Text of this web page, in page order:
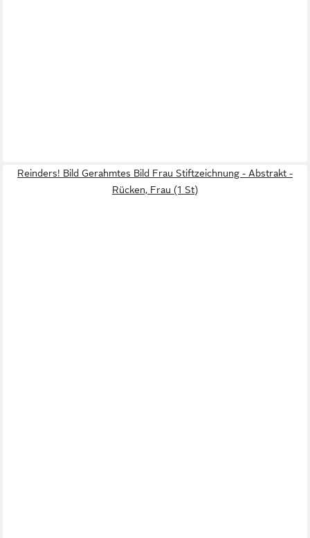
Reinders! Bild Gerahmtes Bild Frau Stiftzeichnung - Abstrakt -
Rücken, Frau (1 St)